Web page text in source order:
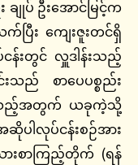
ချုပ် ဦးအောင်မြင့်က
က်ပြီး ကျေးဇူးတင်ရှိ
န်းတွင် လှူဒါန်းသည့်
သည် စာပေပစ္စည်း
ြစ်သည့်အတွက် ယခုကဲ့သို့
ါလုပ်ငန်းစဉ်အား
ားစာကြည့်တိုက် (ရန်